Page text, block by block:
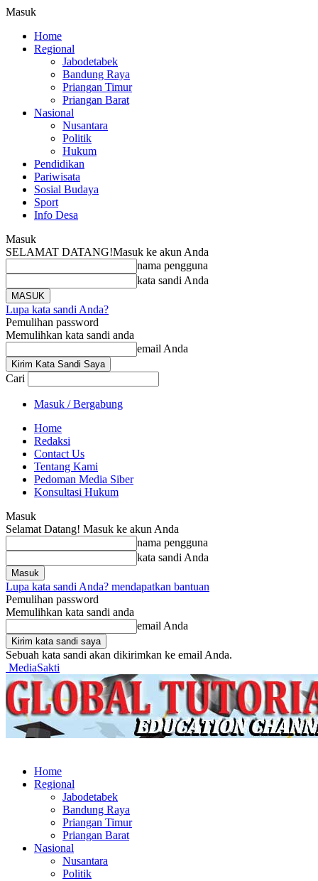
Masuk
Home
Regional
Jabodetabek
Bandung Raya
Priangan Timur
Priangan Barat
Nasional
Nusantara
Politik
Hukum
Pendidikan
Pariwisata
Sosial Budaya
Sport
Info Desa
Masuk
SELAMAT DATANG!Masuk ke akun Anda
nama pengguna
kata sandi Anda
Lupa kata sandi Anda?
Pemulihan password
Memulihkan kata sandi anda
email Anda
Cari
Masuk / Bergabung
Home
Redaksi
Contact Us
Tentang Kami
Pedoman Media Siber
Konsultasi Hukum
Masuk
Selamat Datang! Masuk ke akun Anda
nama pengguna
kata sandi Anda
Lupa kata sandi Anda? mendapatkan bantuan
Pemulihan password
Memulihkan kata sandi anda
email Anda
Sebuah kata sandi akan dikirimkan ke email Anda.
MediaSakti
Home
Regional
Jabodetabek
Bandung Raya
Priangan Timur
Priangan Barat
Nasional
Nusantara
Politik